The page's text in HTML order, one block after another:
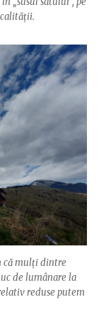
că mulți dintre
de lumânare la
reduse putem